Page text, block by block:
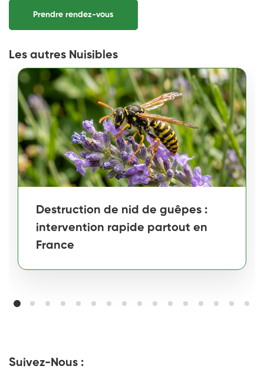
Prendre rendez-vous
Les autres Nuisibles
Destruction de nid de guêpes :
intervention rapide partout en
France
Suivez-Nous :